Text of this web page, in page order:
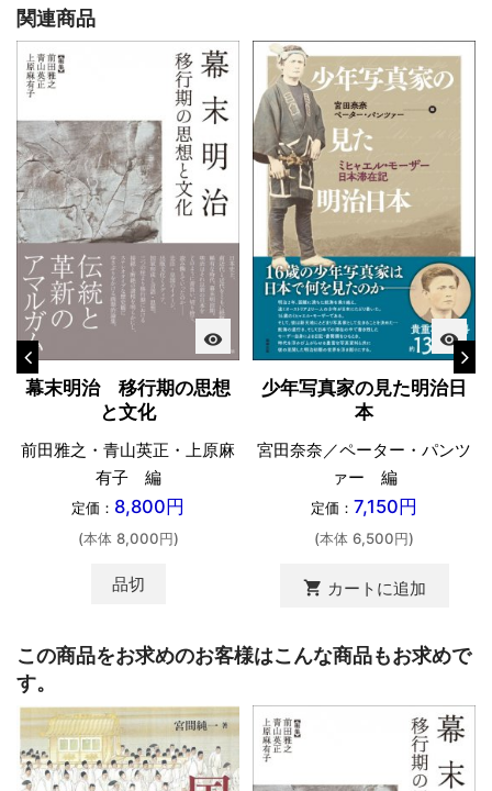
関連商品
visibility
幕末明治 移行期の思想
と文化
前田雅之・青山英正・上原麻
有子 編
定価： 8,800円
(本体 8,000円)
品切
visibility
少年写真家の見た明治日
本
宮田奈奈／ペーター・パンツ
ァー 編
定価： 7,150円
(本体 6,500円)
shopping_cart カートに追加
この商品をお求めのお客様はこんな商品もお求めで
す。